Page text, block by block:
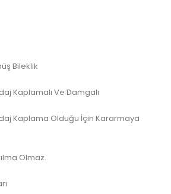
Bileklik
Kaplamalı Ve Damgalı
Kaplama Olduğu İçin Kararmaya
Olmaz.